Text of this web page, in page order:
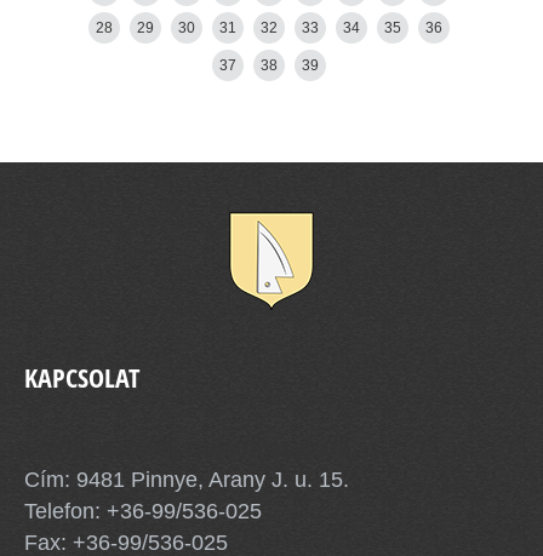
28 29 30 31 32 33 34 35 36
37 38 39
KAPCSOLAT
Cím: 9481 Pinnye, Arany J. u. 15.
Telefon: +36-99/536-025
Fax: +36-99/536-025